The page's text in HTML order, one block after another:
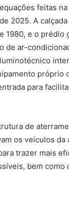
feitas
2025. A
1980, e o
de ar-
próprio
para
de
os veículos da
trazer mais
bem como